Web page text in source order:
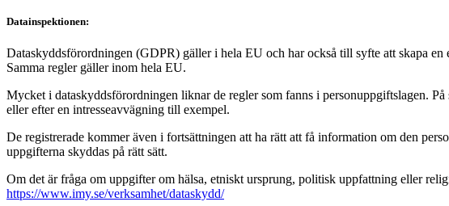
Datainspektionen:
Dataskyddsförordningen (GDPR) gäller i hela EU och har också till syfte att skapa
Samma regler gäller inom hela EU.
Mycket i dataskyddsförordningen liknar de regler som fanns i personuppgiftslagen.
eller efter en intresseavvägning till exempel.
De registrerade kommer även i fortsättningen att ha rätt att få information om den
uppgifterna skyddas på rätt sätt.
Om det är fråga om uppgifter om hälsa, etniskt ursprung, politisk uppfattning eller
https://www.imy.se/verksamhet/dataskydd/